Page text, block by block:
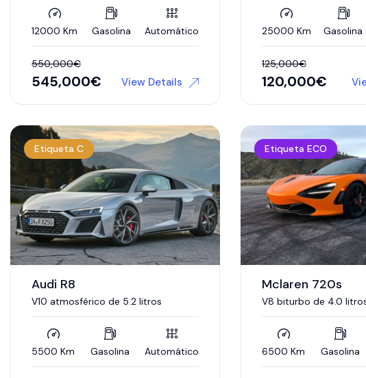
12000 Km Gasolina Automático
550,000€
545,000€ View Details
25000 Km Gasolina
125,000€
120,000€
Etiqueta C
Audi R8
V10 atmosférico de 5.2 litros
5500 Km Gasolina Automático
Etiqueta ECO
Mclaren 720s
V8 biturbo de 4.0
6500 Km Gasolina